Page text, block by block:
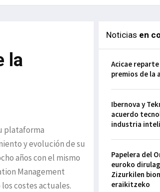
la
plataforma
y evolución de su
años con el mismo
Management
costes actuales.
Noticias en
Acicae
premios de la
Ibernova y
acuerdo
industria
Papelera del
euroko
Zizurkilen
eraikitzeko